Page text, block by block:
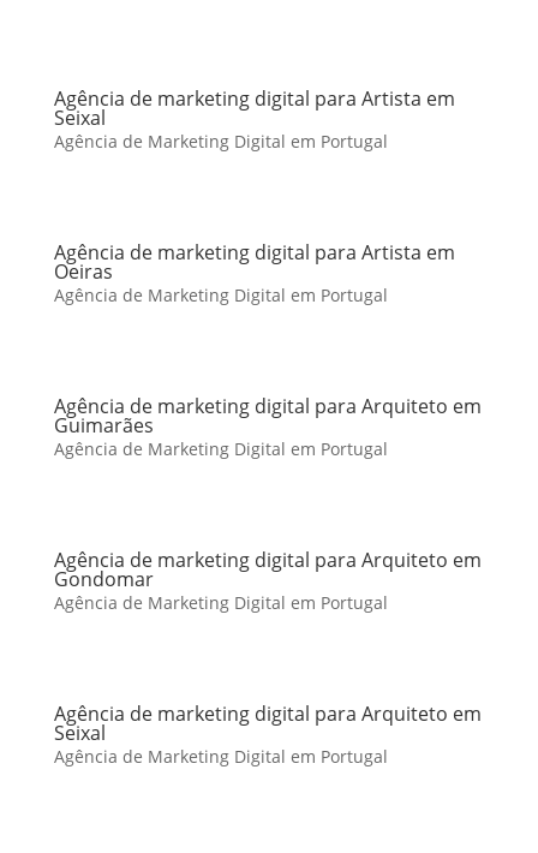
Agência de marketing digital para Artista em
Seixal
Agência de Marketing Digital em Portugal
Agência de marketing digital para Artista em
Oeiras
Agência de Marketing Digital em Portugal
Agência de marketing digital para Arquiteto em
Guimarães
Agência de Marketing Digital em Portugal
Agência de marketing digital para Arquiteto em
Gondomar
Agência de Marketing Digital em Portugal
Agência de marketing digital para Arquiteto em
Seixal
Agência de Marketing Digital em Portugal